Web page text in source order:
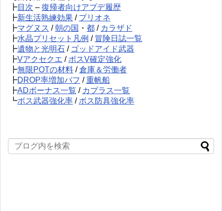
┣目次 – 復帰者向けアプデ履歴
┣新生活熟練効果 / プリオネ
┣マグヌス /朝の国 ・ 都 / カラザド
┣水晶プリセット凡例 / 冒険日誌一覧
┣遺物と光明石 / ゴッドアイド武器
┣Vアクセクエ / ボスV確定強化
┣無限POTの材料 /倉庫＆労働者
┣DROP率増加バフ /重帆船
┣ADボーナス一覧 / カプラス一覧
┗ボス武器強化率 / ボス防具強化率